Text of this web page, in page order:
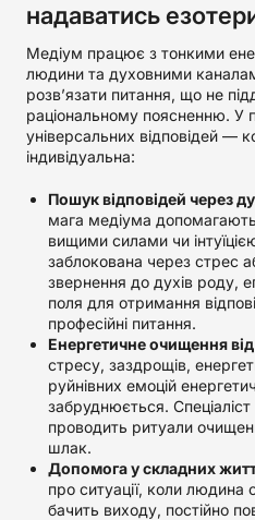
надаватись
Медіум працює з тонкими
людини та духовними
розв’язати питання, що не
раціональному поясненню. У
універсальних відповідей —
індивідуальна:
Пошук відповідей через
мага медіума допомагають
вищими силами чи
заблокована через стрес
звернення до духів роду,
поля для отримання
професійні питання.
Енергетичне очищення
стресу, заздрощів,
руйнівних емоцій
забруднюється.
проводить ритуали
шлак.
Допомога у складних
про ситуації, коли людина
бачить виходу, постійно